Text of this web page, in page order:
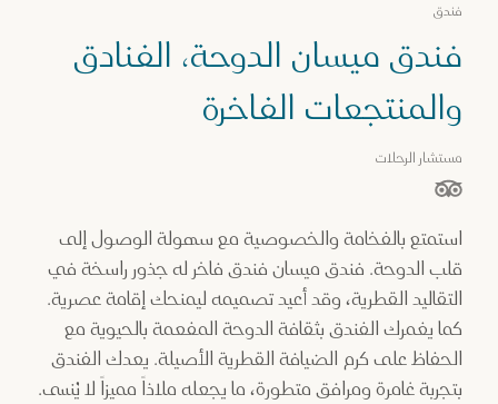
فندق
فندق ميسان الدوحة، الفنادق
والمنتجعات الفاخرة
مستشار الرحلات
نجوم من أصل 5 نجوم بناءً على
استمتع بالفخامة والخصوصية مع سهولة الوصول إلى
قلب الدوحة. فندق ميسان فندق فاخر له جذور راسخة في
التقاليد القطرية، وقد أعيد تصميمه ليمنحك إقامة عصرية.
كما يغمرك الفندق بثقافة الدوحة المفعمة بالحيوية مع
الحفاظ على كرم الضيافة القطرية الأصيلة. يعدك الفندق
بتجربة غامرة ومرافق متطورة، ما يجعله ملاذاً مميزاً لا يُنسى.